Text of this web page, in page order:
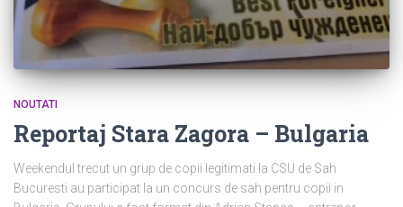
NOUTATI
Reportaj Stara Zagora – Bulgaria
Weekendul trecut un grup de copii legitimati la CSU de Sah
Bucuresti au participat la un concurs de sah pentru copii in